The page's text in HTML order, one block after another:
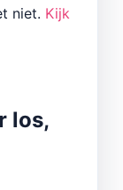
niet. Kijk
los,